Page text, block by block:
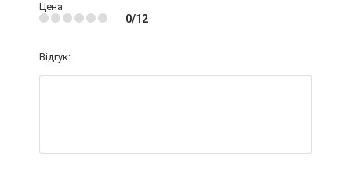
Цена
0/12
Відгук: